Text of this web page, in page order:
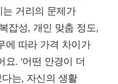
거리의 문제가
잡성, 개인 맞춤 정도,
에 따라 가격 차이가
. ‘어떤 안경이 더
다는, 자신의 생활